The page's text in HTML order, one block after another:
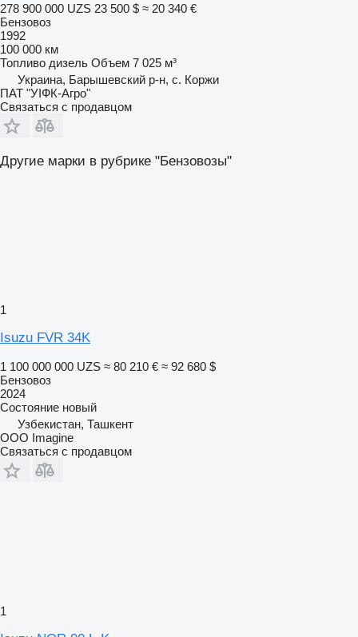
278 900 000 UZS 23 500 $ ≈ 20 340 €
Бензовоз
1992
100 000 км
Топливо дизель Объем 7 025 м³
Украина, Барышевский р-н, с. Коржи
ПАТ "УІФК-Агро"
Связаться с продавцом
Другие марки в рубрике "Бензовозы"
1
Isuzu FVR 34K
1 100 000 000 UZS ≈ 80 210 € ≈ 92 680 $
Бензовоз
2024
Состояние новый
Узбекистан, Ташкент
OOO Imagine
Связаться с продавцом
1